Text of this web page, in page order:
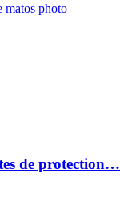
matos photo
de protection…